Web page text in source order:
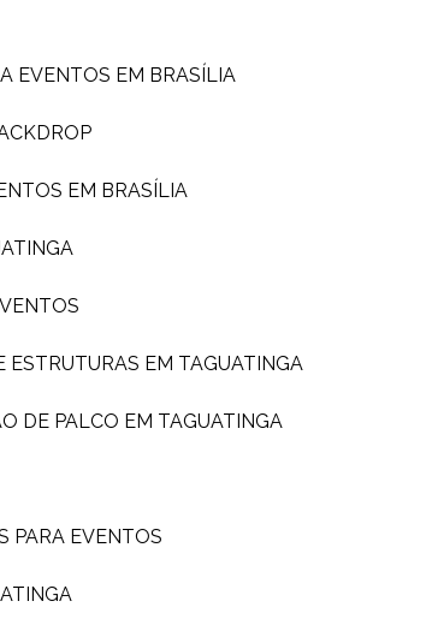
EVENTOS EM BRASÍLIA
EM BRASÍLIA
ESTRUTURAS EM TAGUATINGA
DE PALCO EM TAGUATINGA
PARA EVENTOS